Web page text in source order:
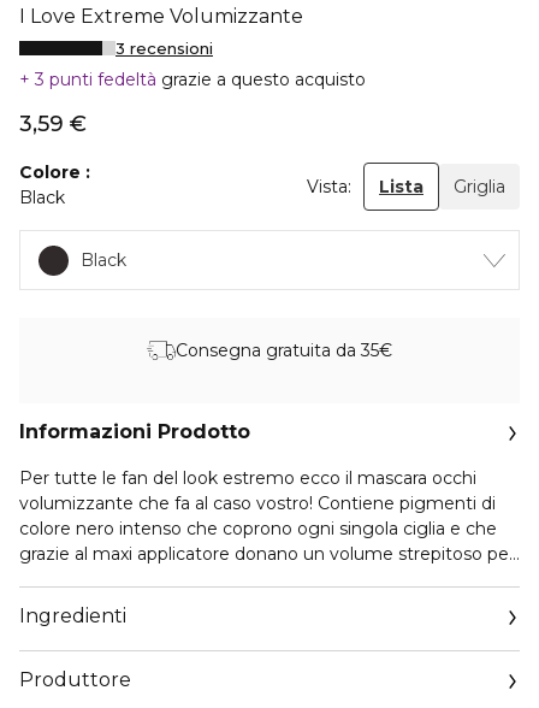
I Love Extreme Volumizzante
3 recensioni
3 punti fedeltà grazie a questo acquisto
3,59 €
Colore
Black
Vista: Lista Griglia
Black
Consegna gratuita da 35€
Informazioni Prodotto
Per tutte le fan del look estremo ecco il mascara occhi
volumizzante che fa al caso vostro! Contiene pigmenti di
colore nero intenso che coprono ogni singola ciglia e che
grazie al maxi applicatore donano un volume strepitoso per
Ingredienti
Produttore